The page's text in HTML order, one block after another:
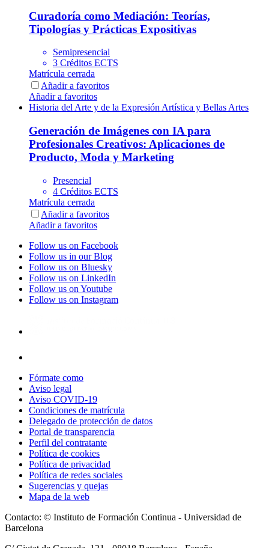
Curadoría como Mediación: Teorías,
Tipologías y Prácticas Expositivas
Semipresencial
3 Créditos ECTS
Matrícula cerrada
Añadir a favoritos
Añadir a favoritos
Historia del Arte y de la Expresión Artística y Bellas Artes
Generación de Imágenes con IA para
Profesionales Creativos: Aplicaciones de
Producto, Moda y Marketing
Presencial
4 Créditos ECTS
Matrícula cerrada
Añadir a favoritos
Añadir a favoritos
Follow us on Facebook
Follow us in our Blog
Follow us on Bluesky
Follow us on LinkedIn
Follow us on Youtube
Follow us on Instagram
Fórmate como
Aviso legal
Aviso COVID-19
Condiciones de matrícula
Delegado de protección de datos
Portal de transparencia
Perfil del contratante
Política de cookies
Política de privacidad
Política de redes sociales
Sugerencias y quejas
Mapa de la web
Contacto: © Instituto de Formación Continua - Universidad de
Barcelona